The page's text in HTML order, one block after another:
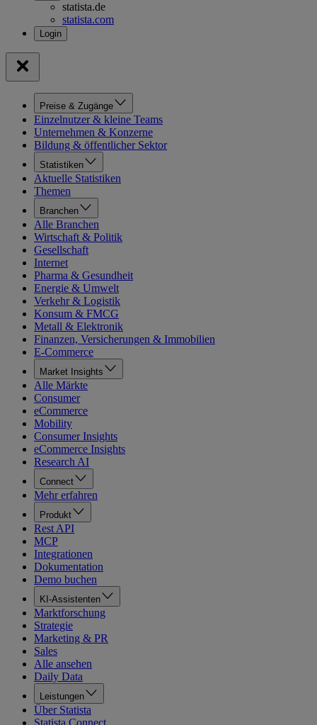
statista.de
statista.com
Preise & Zugänge
Einzelnutzer & kleine Teams
Unternehmen & Konzerne
Bildung & öffentlicher Sektor
Statistiken
Aktuelle Statistiken
Themen
Branchen
Alle Branchen
Wirtschaft & Politik
Gesellschaft
Internet
Pharma & Gesundheit
Energie & Umwelt
Verkehr & Logistik
Konsum & FMCG
Metall & Elektronik
Finanzen, Versicherungen & Immobilien
E-Commerce
Market Insights
Alle Märkte
Consumer
eCommerce
Mobility
Consumer Insights
eCommerce Insights
Research AI
Connect
Mehr erfahren
Produkt
Rest API
MCP
Integrationen
Dokumentation
Demo buchen
KI-Assistenten
Marktforschung
Strategie
Marketing & PR
Sales
Alle ansehen
Daily Data
Leistungen
Über Statista
Statista Connect